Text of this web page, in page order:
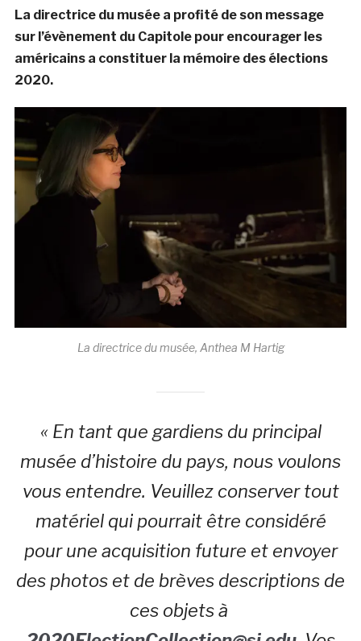
La directrice du musée a profité de son message
sur l’évènement du Capitole pour encourager les
américains a constituer la mémoire des élections
2020.
La directrice du musée, Anthea M Hartig
« En tant que gardiens du principal
musée d’histoire du pays, nous voulons
vous entendre. Veuillez conserver tout
matériel qui pourrait être considéré
pour une acquisition future et envoyer
des photos et de brèves descriptions de
ces objets à